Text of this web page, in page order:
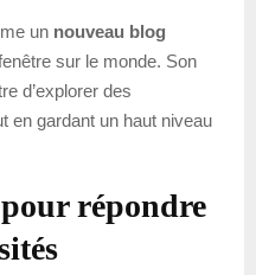
un nouveau blog
sur le monde. Son
d’explorer des
en gardant un haut niveau
répondre